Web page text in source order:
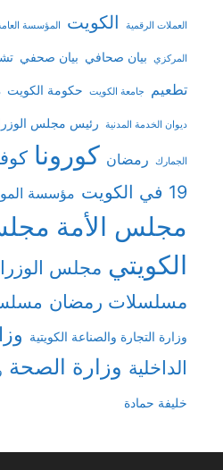
العملات الرقمية الكويت المؤسسة
المركزي بيان صحافي بيان صحفي
تطعيم جامعة الكويت حكومة الكويت
ديوان الخدمة المدنية رئيس مجلس
الجمارك رمضان كورونا
19 في الكويت
مؤسسة
مجلس الأمة
الكويتي مجلس
مسلسلات رمضان
وزارة التجارة والصناعة الكويتية
الداخلية وزارة الصحة
خليفة حمادة